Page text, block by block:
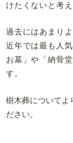
けたくないと考
過去にはあまり
近年では最も人
お墓」や「納骨
す。
樹木葬についてよ
ださい。